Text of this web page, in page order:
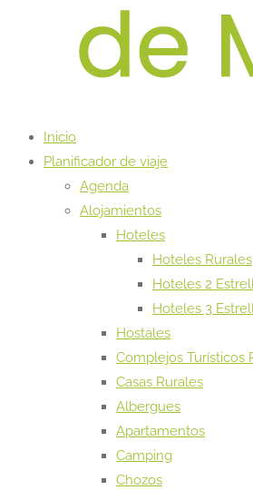
Inicio
Planificador de viaje
Agenda
Alojamientos
Hoteles
Hoteles Rurales
Hoteles 2
Hoteles 3
Hostales
Complejos Turísticos
Casas Rurales
Albergues
Apartamentos
Camping
Chozos